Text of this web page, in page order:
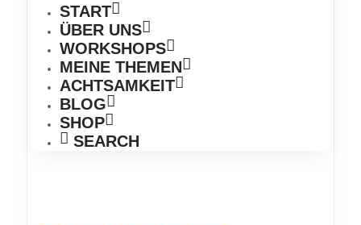
START
ÜBER UNS
WORKSHOPS
MEINE THEMEN
ACHTSAMKEIT
BLOG
SHOP
SEARCH